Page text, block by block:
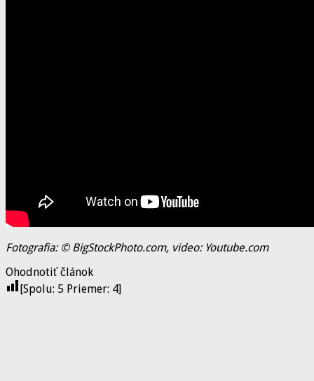
Fotografia: © BigStockPhoto.com, video: Youtube.com
Ohodnotiť článok
[Spolu: 5 Priemer: 4]